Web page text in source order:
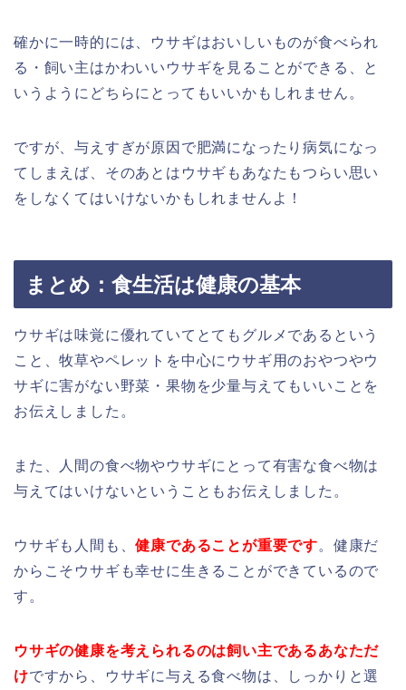
確かに一時的には、ウサギはおいしいものが食べられ
る・飼い主はかわいいウサギを見ることができる、と
いうようにどちらにとってもいいかもしれません。
ですが、与えすぎが原因で肥満になったり病気になっ
てしまえば、そのあとはウサギもあなたもつらい思い
をしなくてはいけないかもしれませんよ！
まとめ：食生活は健康の基本
ウサギは味覚に優れていてとてもグルメであるという
こと、牧草やペレットを中心にウサギ用のおやつやウ
サギに害がない野菜・果物を少量与えてもいいことを
お伝えしました。
また、人間の食べ物やウサギにとって有害な食べ物は
与えてはいけないということもお伝えしました。
ウサギも人間も、健康であることが重要です。健康だ
からこそウサギも幸せに生きることができているので
す。
ウサギの健康を考えられるのは飼い主であるあなただ
けですから、ウサギに与える食べ物は、しっかりと選